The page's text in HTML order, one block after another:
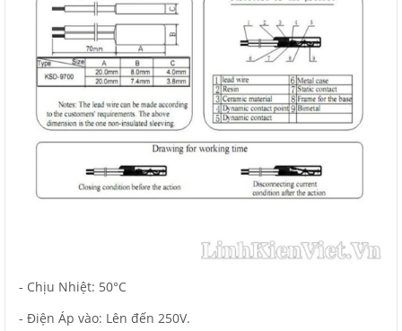
- Chịu Nhiệt: 50°C
- Điện Áp vào: Lên đến 250V.